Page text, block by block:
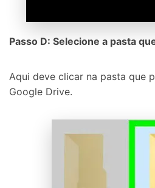
Passo D: Selecione a pasta
Aqui deve clicar na pasta que
Google Drive.